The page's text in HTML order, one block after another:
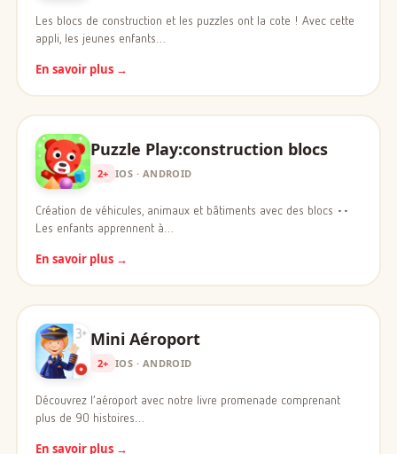
Les blocs de construction et les puzzles ont la cote ! Avec cette
appli, les jeunes enfants…
En savoir plus →
Puzzle Play:construction blocs
2+ IOS · ANDROID
Création de véhicules, animaux et bâtiments avec des blocs ••
Les enfants apprennent à…
En savoir plus →
Mini Aéroport
2+ IOS · ANDROID
Découvrez l’aéroport avec notre livre promenade comprenant
plus de 90 histoires…
En savoir plus →